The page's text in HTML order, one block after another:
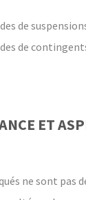
de
de
ET
ne sont